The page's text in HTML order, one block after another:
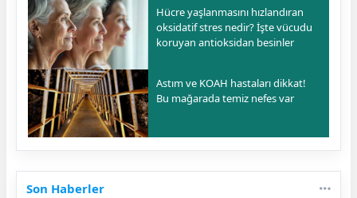
Hücre yaşlanmasını hızlandıran
oksidatif stres nedir? İşte vücudu
koruyan antioksidan besinler
Astım ve KOAH hastaları dikkat!
Bu mağarada temiz nefes var
Son Haberler